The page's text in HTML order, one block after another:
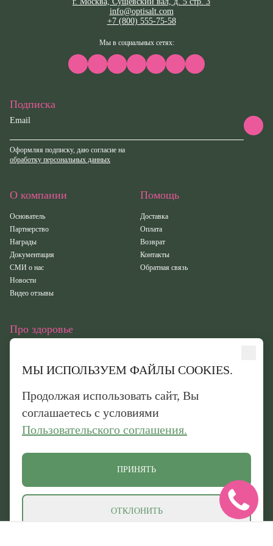
МЫ ИСПОЛЬЗУЕМ ФАЙЛЫ COOKIES.
Продолжая использовать сайт, Вы
соглашаетесь с условиями
Пользовательского соглашения.
ПРИНЯТЬ
ОТКЛОНИТЬ
info@optisalt.com
+7 (800) 555-75-58
Мы в социальных сетях:
Подписка
Email
Оформляя подписку, даю согласие на
обработку персональных данных
О компании
Основатель
Партнерство
Награды
Документация
СМИ о нас
Новости
Видео отзывы
Помощь
Доставка
Оплата
Возврат
Контакты
Обратная связь
Про здоровье
Здоровье
Иридотест
Обработка персональных данных
Политика конфиденциальности
Политика обработки файлов cookie
© 2026 «Оптисалт». Все права защищены. Официальный сайт производителя
натуральных препаратов